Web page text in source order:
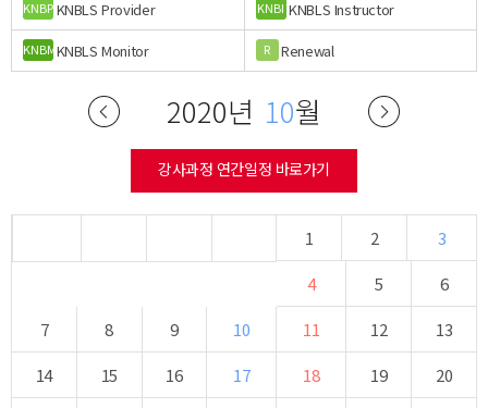
KNBPKNBLS Provider KNBI KNBLS Instructor
KNBMKNBLS Monitor R Renewal
2020년 10월
강사과정 연간일정 바로가기
1 2
3
4
5
6
7
8 9 10 11 12
13
14
15 16 17 18 19
20